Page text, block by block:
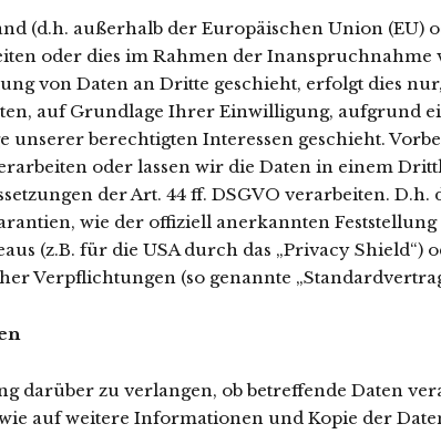
(d.h. außerhalb der Europäischen Union (EU)
oder dies im Rahmen der
von Daten an Dritte geschieht, erfolgt dies
auf Grundlage Ihrer Einwilligung, aufgrund
berechtigten Interessen geschieht.
oder lassen wir die Daten in einem
der Art. 44 ff. DSGVO verarbeiten.
wie der offiziell anerkannten Feststellung
(z.B. für die USA durch das „Privacy Shield“)
Verpflichtungen (so genannte
darüber zu verlangen, ob betreffende Daten
auf weitere Informationen und Kopie der